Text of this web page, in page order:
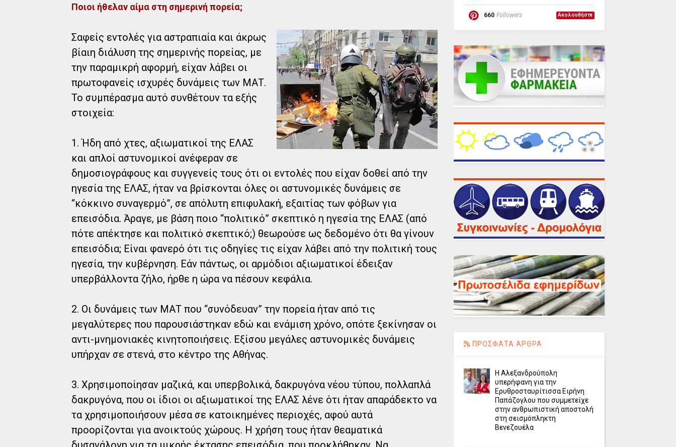
Ποιοι ήθελαν αίμα στη σημερινή πορεία;
Σαφείς εντολές για αστραπιαία και άκρως
βίαιη διάλυση της σημερινής πορείας, με
την παραμικρή αφορμή, είχαν λάβει οι
πρωτοφανείς ισχυρές δυνάμεις των ΜΑΤ.
Το συμπέρασμα αυτό συνθέτουν τα εξής
στοιχεία:
1. Ήδη από χτες, αξιωματικοί της ΕΛΑΣ
και απλοί αστυνομικοί ανέφεραν σε
δημοσιογράφους και συγγενείς τους ότι οι εντολές που είχαν δοθεί από την
ηγεσία της ΕΛΑΣ, ήταν να βρίσκονται όλες οι αστυνομικές δυνάμεις σε
“κόκκινο συναγερμό”, σε απόλυτη επιφυλακή, εξαιτίας των φόβων για
επεισόδια. Άραγε, με βάση ποιο “πολιτικό” σκεπτικό η ηγεσία της ΕΛΑΣ (από
πότε απέκτησε και πολιτικό σκεπτικό;) θεωρούσε ως δεδομένο ότι θα γίνουν
επεισόδια; Είναι φανερό ότι τις οδηγίες τις είχαν λάβει από την πολιτική τους
ηγεσία, την κυβέρνηση. Εάν πάντως, οι αρμόδιοι αξιωματικοί έδειξαν
υπερβάλλοντα ζήλο, ήρθε η ώρα να πέσουν κεφάλια.
2. Οι δυνάμεις των ΜΑΤ που “συνόδευαν” την πορεία ήταν από τις
μεγαλύτερες που παρουσιάστηκαν εδώ και ενάμιση χρόνο, οπότε ξεκίνησαν οι
αντι-μνημονιακές κινητοποιήσεις. Εξίσου μεγάλες αστυνομικές δυνάμεις
υπήρχαν σε στενά, στο κέντρο της Αθήνας.
3. Χρησιμοποίησαν μαζικά, και υπερβολικά, δακρυγόνα νέου τύπου, πολλαπλά
δακρυγόνα, που οι ίδιοι οι αξιωματικοί της ΕΛΑΣ λένε ότι ήταν απαράδεκτο να
τα χρησιμοποιήσουν μέσα σε κατοικημένες περιοχές, αφού αυτά
προορίζονται για ανοικτούς χώρους. Η χρήση τους ήταν θεαματικά
660 Followers Ακολουθήστε
ΠΡΟΣΦΑΤΑ ΑΡΘΡΑ
Η Αλεξανδρούπολη
υπερήφανη για την
Ερυθροσταυρίτισσα Ειρήνη
Παπάζογλου που συμμετείχε
στην ανθρωπιστική αποστολή
στη σεισμόπληκτη
Βενεζουέλα